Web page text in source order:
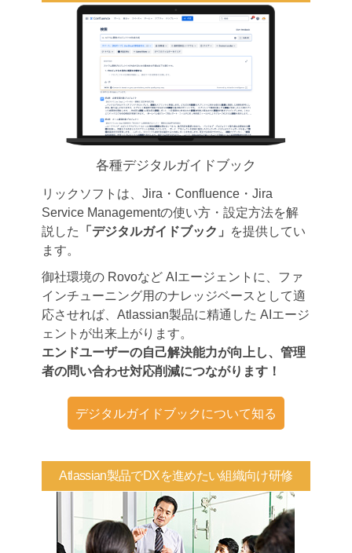
各種デジタルガイドブック
リックソフトは、Jira・Confluence・Jira
Service Managementの使い方・設定方法を解
説した
「デジタルガイドブック」 を提供してい
ます。
御社環境の Rovoなど AIエージェントに、ファ
インチューニング用のナレッジベースとして適
応させれば、Atlassian製品に精通した AIエージ
ェントが出来上がります。
エンドユーザーの自己解決能力が向上し、管理
者の問い合わせ対応削減につながります！
デジタルガイドブックについて知る
Atlassian製品でDXを進めたい組織向け研修